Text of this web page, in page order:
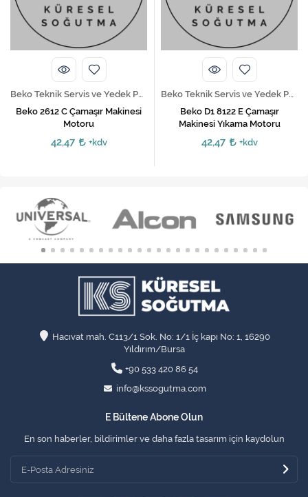
Beko Teknik Servis ve Yedek Parça Hizmetleri
Beko 2612 C Çamaşır Makinesi
Motoru
42,47 +kdv
Beko Teknik Servis ve Yedek Parça Hizmetleri
Beko D1 8122 E Çamaşır
Makinesi Yıkama Motoru
42,47 +kdv
Hacıvat mah. C113/1 Sok. No: 1/1 İç kapı No: 1, 16290
Yıldırım/Bursa
+90 533 420 86 54
info@kssogutma.com
E Bültene Abone Olun
En son haberler, bildirimler ve daha fazla tasarım için kaydolun